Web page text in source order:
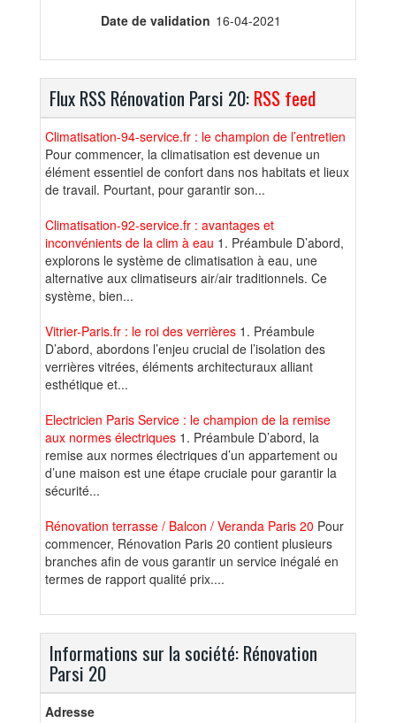
Date de validation 16-04-2021
Flux RSS Rénovation Parsi 20:RSS feed
Climatisation-94-service.fr : le champion de l’entretien
Pour commencer, la climatisation est devenue un
élément essentiel de confort dans nos habitats et lieux
de travail. Pourtant, pour garantir son...
Climatisation-92-service.fr : avantages et
inconvénients de la clim à eau 1. Préambule D’abord,
explorons le système de climatisation à eau, une
alternative aux climatiseurs air/air traditionnels. Ce
système, bien...
Vitrier-Paris.fr : le roi des verrières 1. Préambule
D’abord, abordons l’enjeu crucial de l’isolation des
verrières vitrées, éléments architecturaux alliant
esthétique et...
Electricien Paris Service : le champion de la remise
aux normes électriques 1. Préambule D’abord, la
remise aux normes électriques d’un appartement ou
d’une maison est une étape cruciale pour garantir la
sécurité...
Rénovation terrasse / Balcon / Veranda Paris 20 Pour
commencer, Rénovation Paris 20 contient plusieurs
branches afin de vous garantir un service inégalé en
termes de rapport qualité prix....
Informations sur la société: Rénovation
Parsi 20
Adresse